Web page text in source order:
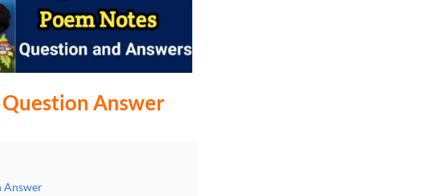
Answer
Answer